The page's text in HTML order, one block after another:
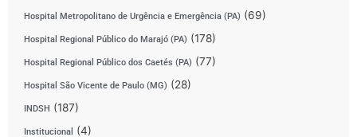
Hospital Metropolitano de Urgência e Emergência (PA) (69)
Hospital Regional Público do Marajó (PA) (178)
Hospital Regional Público dos Caetés (PA) (77)
Hospital São Vicente de Paulo (MG) (28)
INDSH (187)
Institucional (4)